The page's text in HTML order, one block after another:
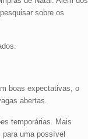
sobre os
boas expectativas, o
abertas.
temporárias. Mais
uma possível